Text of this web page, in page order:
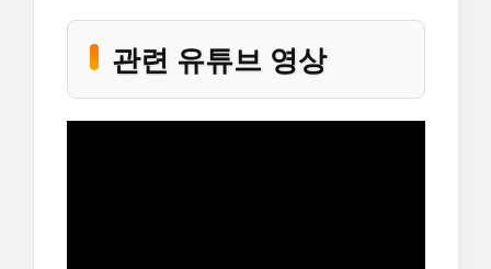
관련 유튜브 영상